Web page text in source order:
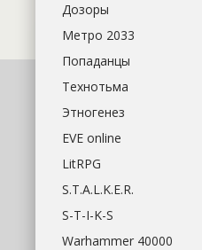
Дозоры
Метро 2033
Попаданцы
Технотьма
Этногенез
EVE online
LitRPG
S.T.A.L.K.E.R.
S-T-I-K-S
Warhammer 40000